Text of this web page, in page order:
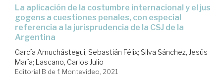
la aplicación de la costumbre internacional y el jus
gogens a cuestiones penales, con especial
referencia a la jurisprudencia de la CSJ de la
Argentina
García Amuchástegui, Sebastián Félix; Silva Sánchez, Jesús
María; Lascano, Carlos Julio
Editorial B de f. Montevideo, 2021